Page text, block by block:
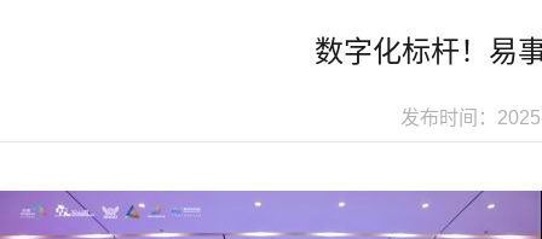
数字化标杆！易
发布时间：